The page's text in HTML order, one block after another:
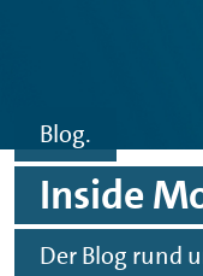
Blog.
Inside
Der Blog rund